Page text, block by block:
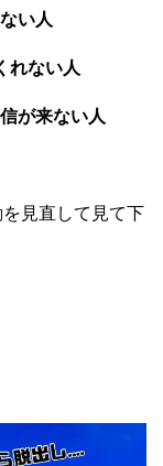
い人
れない人
が来ない人
見直して見て下